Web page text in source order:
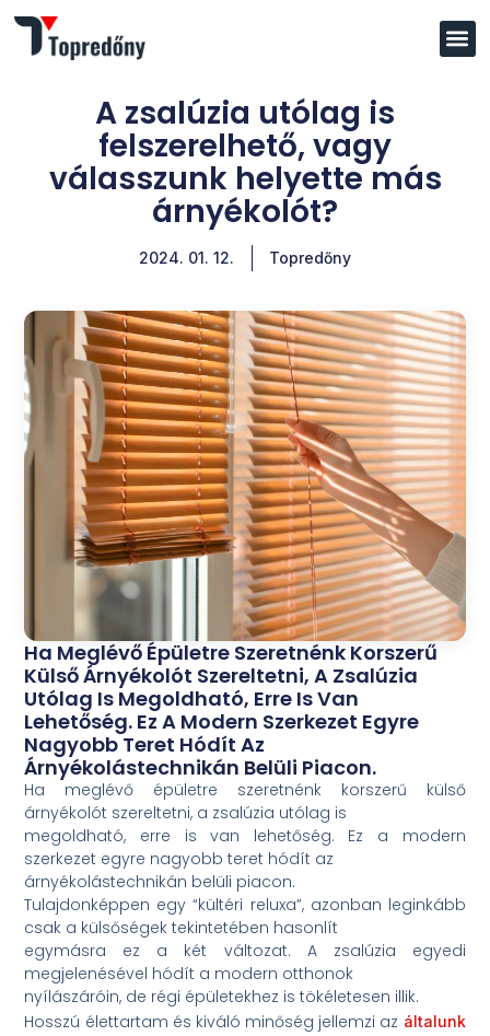
A zsalúzia utólag is
felszerelhető, vagy
válasszunk helyette más
árnyékolót?
2024. 01. 12. Topredőny
Ha Meglévő Épületre Szeretnénk Korszerű
Külső Árnyékolót Szereltetni, A Zsalúzia
Utólag Is Megoldható, Erre Is Van
Lehetőség. Ez A Modern Szerkezet Egyre
Nagyobb Teret Hódít Az
Árnyékolástechnikán Belüli Piacon.
Ha meglévő épületre szeretnénk korszerű külső
árnyékolót szereltetni, a zsalúzia utólag is
megoldható, erre is van lehetőség. Ez a modern
szerkezet egyre nagyobb teret hódít az
árnyékolástechnikán belüli piacon.
Tulajdonképpen egy “kültéri reluxa”, azonban leginkább
csak a külsőségek tekintetében hasonlít
egymásra ez a két változat. A zsalúzia egyedi
megjelenésével hódít a modern otthonok
nyílászáróin, de régi épületekhez is tökéletesen illik.
Hosszú élettartam és kiváló minőség jellemzi az általunk